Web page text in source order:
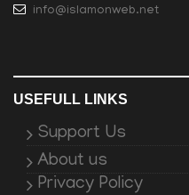
info@islamonweb.net
USEFULL LINKS
Support Us
About us
Privacy Policy